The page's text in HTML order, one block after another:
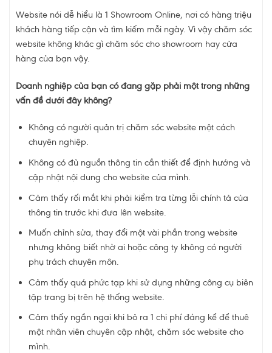
Website nói dễ hiểu là 1 Showroom Online, nơi có hàng triệu
khách hàng tiếp cận và tìm kiếm mỗi ngày. Vì vậy chăm sóc
website không khác gì chăm sóc cho showroom hay cửa
hàng của bạn vậy.
Doanh nghiệp của bạn có đang gặp phải một trong những
vấn đề dưới đây không?
Không có người quản trị chăm sóc website một cách
chuyên nghiệp.
Không có đủ nguồn thông tin cần thiết để định hướng và
cập nhật nội dung cho website của mình.
Cảm thấy rối mắt khi phải kiểm tra từng lỗi chính tả của
thông tin trước khi đưa lên website.
Muốn chỉnh sửa, thay đổi một vài phần trong website
nhưng không biết nhờ ai hoặc công ty không có người
phụ trách chuyên môn.
Cảm thấy quá phức tạp khi sử dụng những công cụ biên
tập trang bị trên hệ thống website.
Cảm thấy ngần ngại khi bỏ ra 1 chi phí đáng kể để thuê
một nhân viên chuyên cập nhật, chăm sóc website cho
mình.